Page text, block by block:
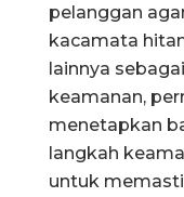
pelanggan
kacamata
lainnya
keamanan,
menetapkan
langkah
untuk